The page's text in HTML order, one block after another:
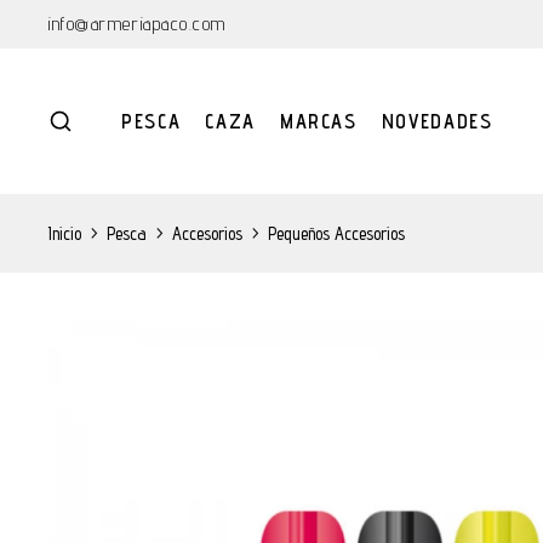
info@armeriapaco.com
PESCA CAZA MARCAS NOVEDADES
Inicio > Pesca > Accesorios > Pequeños Accesorios